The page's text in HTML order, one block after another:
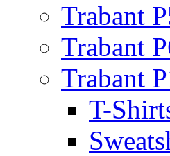
Trabant
Trabant
Trabant
T-